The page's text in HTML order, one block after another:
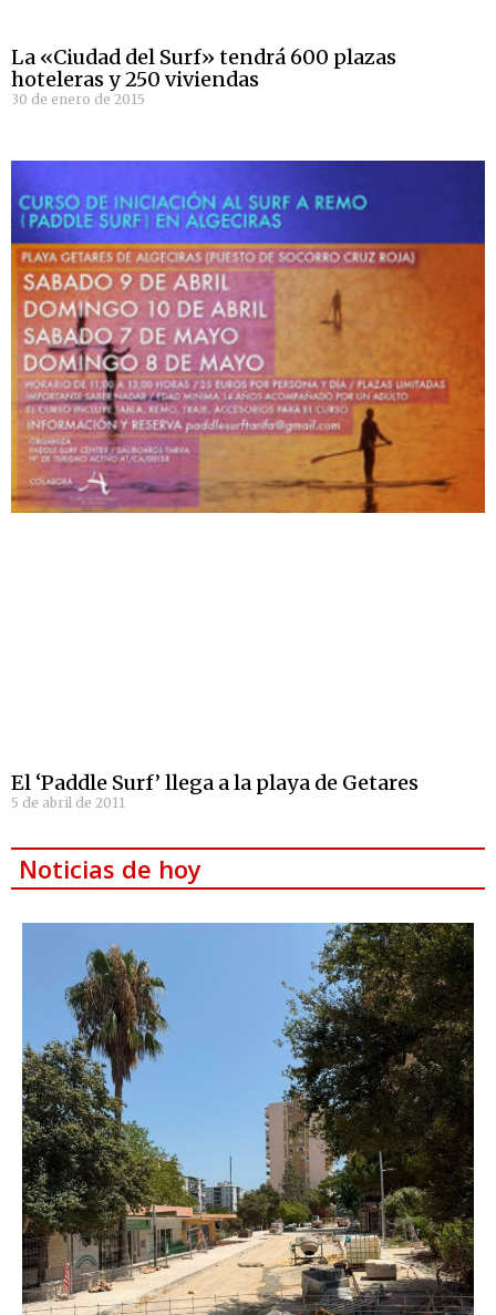
La «Ciudad del Surf» tendrá 600 plazas
hoteleras y 250 viviendas
30 de enero de 2015
El ‘Paddle Surf’ llega a la playa de Getares
5 de abril de 2011
Noticias de hoy